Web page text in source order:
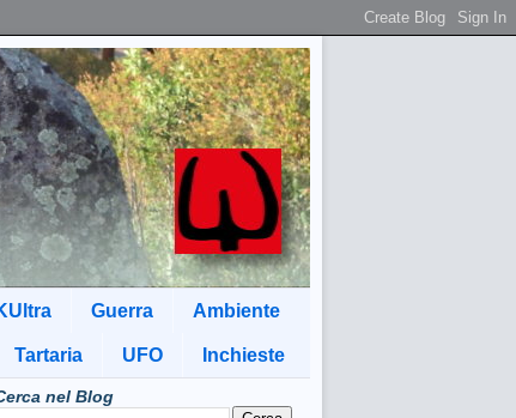
Guerra Ambiente
Tartaria UFO Inchieste
nel Blog